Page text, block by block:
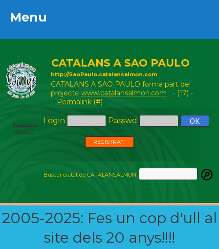
Menu
CATALANS A SAO PAULO
http://SaoPaulo.catalansalmon.com
CATALANS A SAO PAULO forma part del
projecte www.catalansalmon.com - (17) -
Permalink (#)
Login Passwd
Password
perdut?
REGISTRA'T
Buscar ciutat de CATALANSALMON:
2005-2025: Fes un cop d'ull al
site dels 20 anys!!!!
Menu